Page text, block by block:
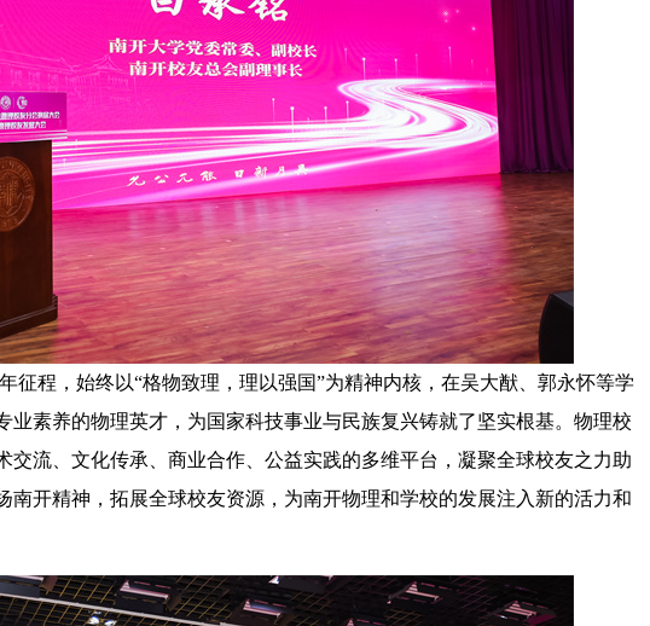
程，始终以“格物致理，理以强国”为精神内核，在吴大猷、郭永怀等学
素养的物理英才，为国家科技事业与民族复兴铸就了坚实根基。物理校
流、文化传承、商业合作、公益实践的多维平台，凝聚全球校友之力助
开精神，拓展全球校友资源，为南开物理和学校的发展注入新的活力和